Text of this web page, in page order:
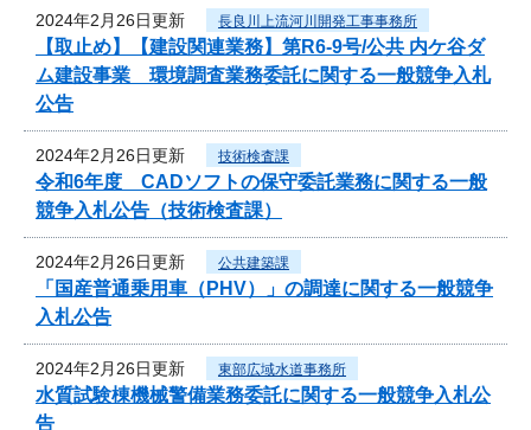
2024年2月26日更新 長良川上流河川開発工事事務所
【取止め】【建設関連業務】第R6-9号/公共 内ケ谷ダ
ム建設事業 環境調査業務委託に関する一般競争入札
公告
2024年2月26日更新 技術検査課
令和6年度 CADソフトの保守委託業務に関する一般
競争入札公告（技術検査課）
2024年2月26日更新 公共建築課
「国産普通乗用車（PHV）」の調達に関する一般競争
入札公告
2024年2月26日更新 東部広域水道事務所
水質試験棟機械警備業務委託に関する一般競争入札公
告